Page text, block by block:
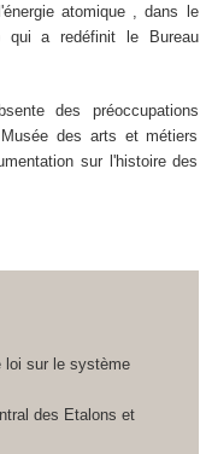
atomique , dans le
qui a redéfinit le Bureau
des préoccupations
des arts et métiers
sur l'histoire des
loi sur le système
des Etalons et